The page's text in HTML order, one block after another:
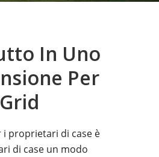
In Uno
Per
proprietari di case è
di case un modo